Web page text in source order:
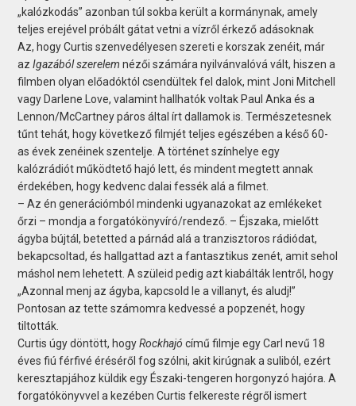
„kalózkodás” azonban túl sokba került a kormánynak, amely
teljes erejével próbált gátat vetni a vízről érkező adásoknak
Az, hogy Curtis szenvedélyesen szereti e korszak zenéit, már
azIgazából szerelemnézői számára nyilvánvalóvá vált, hiszen a
filmben olyan előadóktól csendültek fel dalok, mint Joni Mitchell
vagy Darlene Love, valamint hallhatók voltak Paul Anka és a
Lennon/McCartney páros által írt dallamok is. Természetesnek
tűnt tehát, hogy következő filmjét teljes egészében a késő 60-
as évek zenéinek szentelje. A történet színhelye egy
kalózrádiót működtető hajó lett, és mindent megtett annak
érdekében, hogy kedvenc dalai fessék alá a filmet.
– Az én generációmból mindenki ugyanazokat az emlékeket
őrzi – mondja a forgatókönyvíró/rendező. – Éjszaka, mielőtt
ágyba bújtál, betetted a párnád alá a tranzisztoros rádiódat,
bekapcsoltad, és hallgattad azt a fantasztikus zenét, amit sehol
máshol nem lehetett. A szüleid pedig azt kiabálták lentről, hogy
„Azonnal menj az ágyba, kapcsold le a villanyt, és aludj!”
Pontosan az tette számomra kedvessé a popzenét, hogy
tiltották.
Curtis úgy döntött, hogyRockhajó című filmje egy Carl nevű 18
éves fiú férfivé éréséről fog szólni, akit kirúgnak a suliból, ezért
keresztapjához küldik egy Északi-tengeren horgonyzó hajóra. A
forgatókönyvvel a kezében Curtis felkereste régről ismert